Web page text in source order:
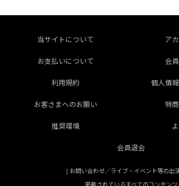
当サイトについて ア
お支払いについて 会
利用規約 個人情
お客さまへのお願い 特
推奨環境
会員退会
[ お問い合わせ／ライブ・イベント等の出
掲載されているすべてのコンテンツ